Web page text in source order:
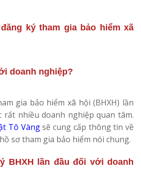
ký tham gia bảo hiểm xã
doanh nghiệp?
gia bảo hiểm xã hội (BHXH) lần
rất nhiều doanh nghiệp quan tâm.
Tô Vàngsẽ cung cấp thông tin về
sơ tham gia bảo hiểm nói chung.
BHXH lần đầu đối với doanh